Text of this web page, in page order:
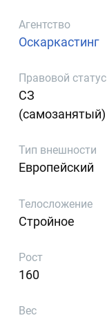
Агентство
Оскаркастинг
Правовой статус
СЗ
(самозанятый)
Тип внешности
Европейский
Телосложение
Стройное
Рост
160
Вес